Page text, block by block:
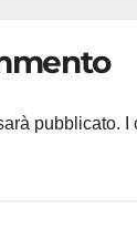
pubblicato.